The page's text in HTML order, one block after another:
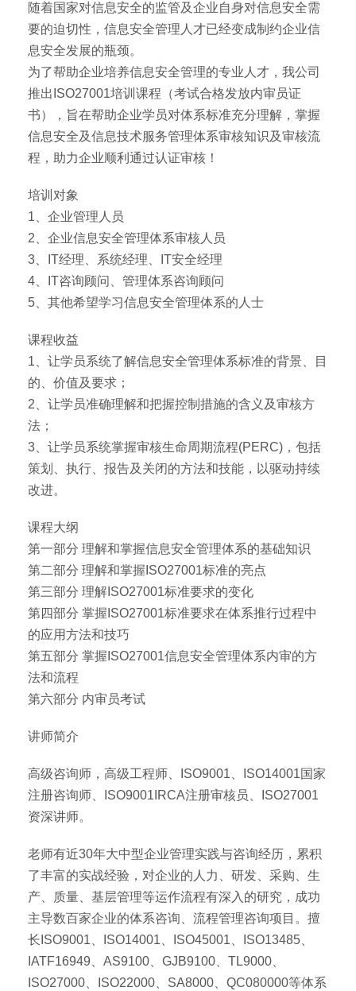
随着国家对信息安全的监管及企业自身对信息安全需
要的迫切性，信息安全管理人才已经变成制约企业信
息安全发展的瓶颈。
为了帮助企业培养信息安全管理的专业人才，我公司
推出ISO27001培训课程（考试合格发放内审员证
书），旨在帮助企业学员对体系标准充分理解，掌握
信息安全及信息技术服务管理体系审核知识及审核流
程，助力企业顺利通过认证审核！
培训对象
1、企业管理人员
2、企业信息安全管理体系审核人员
3、IT经理、系统经理、IT安全经理
4、IT咨询顾问、管理体系咨询顾问
5、其他希望学习信息安全管理体系的人士
课程收益
1、让学员系统了解信息安全管理体系标准的背景、目
的、价值及要求；
2、让学员准确理解和把握控制措施的含义及审核方
法；
3、让学员系统掌握审核生命周期流程(PERC)，包括
策划、执行、报告及关闭的方法和技能，以驱动持续
改进。
课程大纲
第一部分 理解和掌握信息安全管理体系的基础知识
第二部分 理解和掌握ISO27001标准的亮点
第三部分 理解ISO27001标准要求的变化
第四部分 掌握ISO27001标准要求在体系推行过程中
的应用方法和技巧
第五部分 掌握ISO27001信息安全管理体系内审的方
法和流程
第六部分 内审员考试
讲师简介
高级咨询师，高级工程师、ISO9001、ISO14001国家
注册咨询师、ISO9001IRCA注册审核员、ISO27001
资深讲师。
老师有近30年大中型企业管理实践与咨询经历，累积
了丰富的实战经验，对企业的人力、研发、采购、生
产、质量、基层管理等运作流程有深入的研究，成功
主导数百家企业的体系咨询、流程管理咨询项目。擅
长ISO9001、ISO14001、ISO45001、ISO13485、
IATF16949、AS9100、GJB9100、TL9000、
ISO27000、ISO22000、SA8000、QC080000等体系